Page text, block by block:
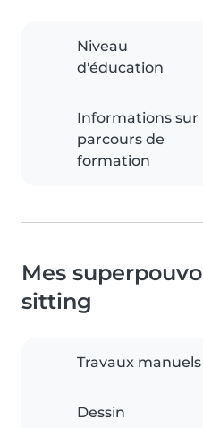
Niveau
d'éducation
Informations sur
parcours de
formation
Mes
sitting
Travaux manuels
Dessin